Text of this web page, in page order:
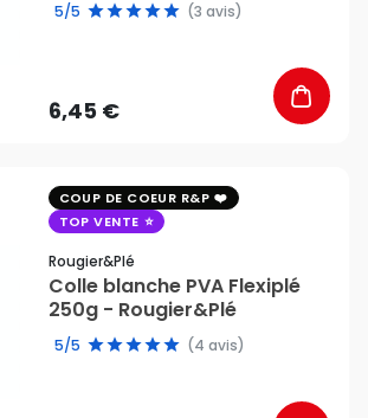
5/5 (3 avis)
6,45 €
COUP DE COEUR R&P
TOP VENTE
Rougier&plé
Colle blanche PVA Flexiplé
250g - Rougier&Plé
5/5 (4 avis)